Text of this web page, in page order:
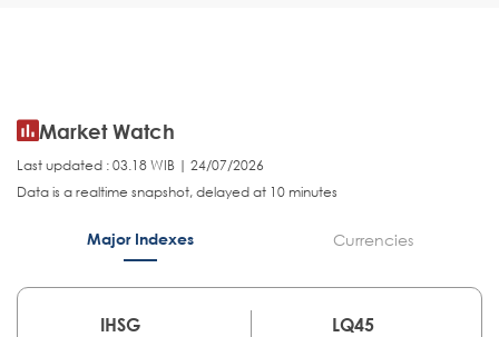
Market Watch
Last updated : 03.18 WIB | 24/07/2026
Data is a realtime snapshot, delayed at 10 minutes
Major Indexes Currencies
IHSG
LQ45